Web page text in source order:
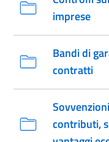
imprese
Bandi di
contratti
contributi,